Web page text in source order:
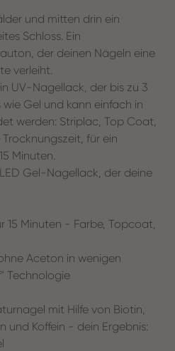
und mitten drin ein
Schloss. Ein
der deinen Nägeln eine
verleiht.
UV-Nagellack, der bis zu 3
Gel und kann einfach in
werden: Striplac, Top Coat,
für ein
Minuten.
Gel-Nagellack, der deine
15 Minuten - Farbe, Topcoat,
Aceton in wenigen
Technologie
mit Hilfe von Biotin,
und Koffein - dein Ergebnis: